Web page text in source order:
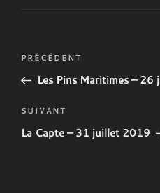
Navigation
l’article
Article
précédent
PRÉCÉDENT
Les Pins Maritimes –
Article
suivant
SUIVANT
La Capte – 31 juillet 2019